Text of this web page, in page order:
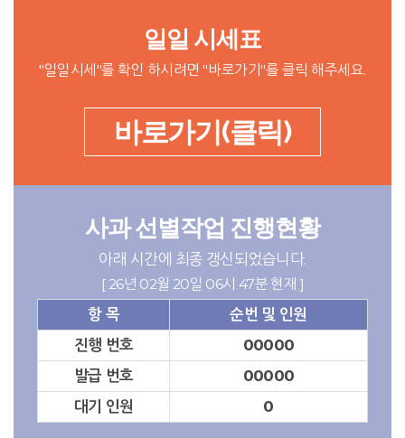
일일 시세표
"일일시세"를 확인 하시려면 "바로가기"를 클릭 해주세요.
바로가기(클릭)
사과 선별작업 진행현황
아래 시간에 최종 갱신되었습니다.
[ 26년 02월 20일 06시 47분 현재 ]
항 목
순번 및 인원
진행 번호
00000
발급 번호
00000
대기 인원
0